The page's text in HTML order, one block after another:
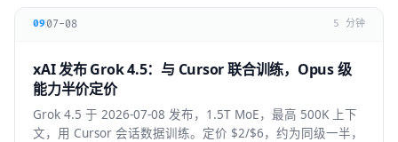
0907-08 5 分钟
xAI 发布 Grok 4.5：与 Cursor 联合训练，Opus 级
能力半价定价
Grok 4.5 于 2026-07-08 发布，1.5T MoE，最高 500K 上下
文，用 Cursor 会话数据训练。定价 $2/$6，约为同级一半，